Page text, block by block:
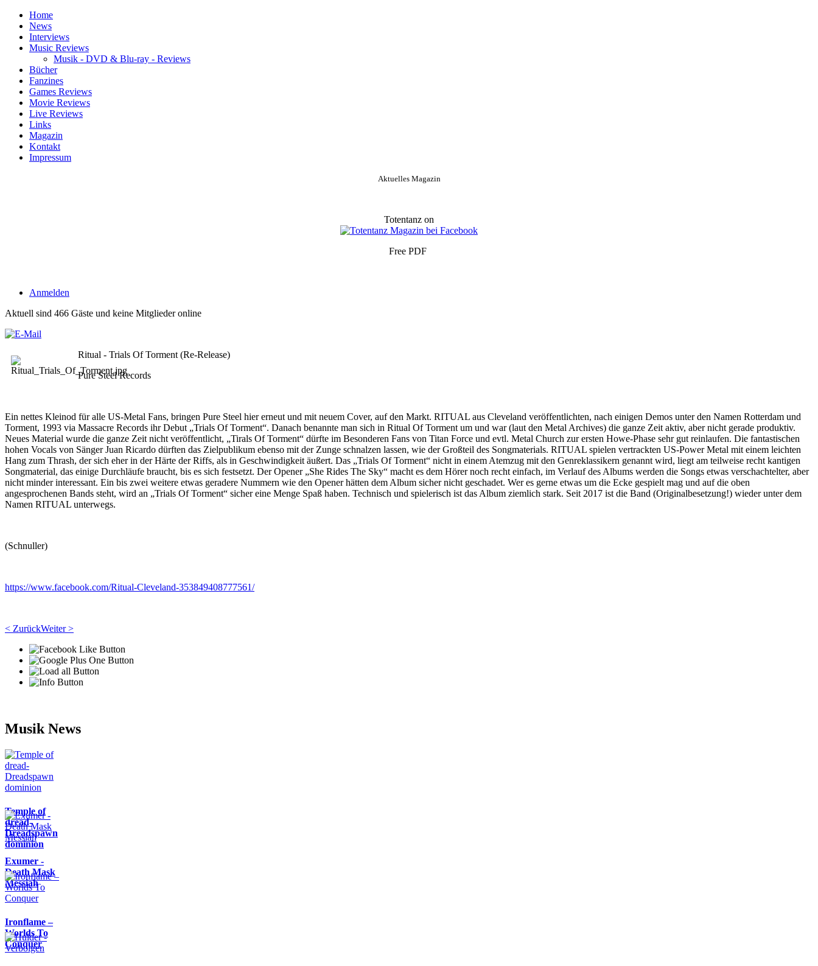
Home
News
Interviews
Music Reviews
Musik - DVD & Blu-ray - Reviews
Bücher
Fanzines
Games Reviews
Movie Reviews
Live Reviews
Links
Magazin
Kontakt
Impressum
Aktuelles Magazin
Totentanz on
Free PDF
Anmelden
Aktuell sind 466 Gäste und keine Mitglieder online
Ritual - Trials Of Torment (Re-Release)
Pure Steel Records
Ein nettes Kleinod für alle US-Metal Fans, bringen Pure Steel hier erneut und mit neuem Cover, auf den Markt. RITUAL aus Cleveland veröffentlichten, nach einigen Demos unter den Namen Rotterdam und
Torment, 1993 via Massacre Records ihr Debut „Trials Of Torment“. Danach benannte man sich in Ritual Of Torment um und war (laut den Metal Archives) die ganze Zeit aktiv, aber nicht gerade produktiv.
Neues Material wurde die ganze Zeit nicht veröffentlicht, „Tirals Of Torment“ dürfte im Besonderen Fans von Titan Force und evtl. Metal Church zur ersten Howe-Phase sehr gut reinlaufen. Die fantastischen
hohen Vocals von Sänger Juan Ricardo dürften das Zielpublikum ebenso mit der Zunge schnalzen lassen, wie der Großteil des Songmaterials. RITUAL spielen vertrackten US-Power Metal mit einem leichten
Hang zum Thrash, der sich eher in der Härte der Riffs, als in Geschwindigkeit äußert. Das „Trials Of Torment“ nicht in einem Atemzug mit den Genreklassikern genannt wird, liegt am teilweise recht kantigen
Songmaterial, das einige Durchläufe braucht, bis es sich festsetzt. Der Opener „She Rides The Sky“ macht es dem Hörer noch recht einfach, im Verlauf des Albums werden die Songs etwas verschachtelter, aber
nicht minder interessant. Ein bis zwei weitere etwas geradere Nummern wie den Opener hätten dem Album sicher nicht geschadet. Wer es gerne etwas um die Ecke gespielt mag und auf die oben
angesprochenen Bands steht, wird an „Trials Of Torment“ sicher eine Menge Spaß haben. Technisch und spielerisch ist das Album ziemlich stark. Seit 2017 ist die Band (Originalbesetzung!) wieder unter dem
Namen RITUAL unterwegs.
(Schnuller)
https://www.facebook.com/Ritual-Cleveland-353849408777561/
< ZurückWeiter >
Musik News
Temple of
dread-
Dreadspawn
dominion
Exumer -
Death Mask
Messiah
Ironflame –
Worlds To
Conquer